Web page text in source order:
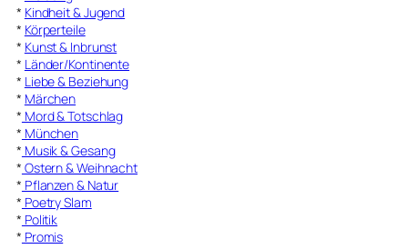
* Kindheit & Jugend
* Körperteile
* Kunst & Inbrunst
* Länder/Kontinente
* Liebe & Beziehung
* Märchen
* Mord & Totschlag
* München
* Musik & Gesang
* Ostern & Weihnacht
* Pflanzen & Natur
* Poetry Slam
* Politik
* Promis